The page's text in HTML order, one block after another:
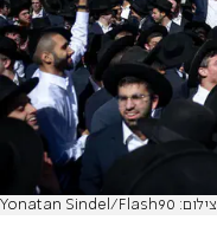
צילום: Yonatan Sindel/Flash90